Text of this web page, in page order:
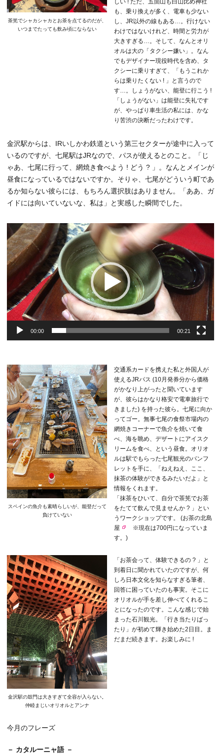
茶筅でシャカシャカとお茶を点てるのだが、
いつまでたっても飲み頃にならない
も、乗り換えが多く、電車も少ない
し、JR以外の線もある…。行けない
わけではないけれど、時間と労力が
大きすぎる…。そして、なんとオリ
オルは大の「タクシー嫌い」。なん
でもデザイナー現役時代を含め、タ
クシーに乗りすぎて、「もうこれか
らは乗りたくない ! 」と言うので
す…。しょうがない、能登に行こう !
「しょうがない」は能登に失礼です
が、やっぱり車生活の私には、かな
り苦渋の決断だったわけです。
金沢駅からは、IRいしかわ鉄道という第三セクターが途中に入って
いるのですが、七尾駅はJRなので、パスが使えるとのこと。「じ
ゃあ、七尾に行って、網焼き食べよう ! どう ? 」。なんとメインが
昼食になっているではないですか。そりゃ、七尾がどういう町であ
るか知らない彼らには、もちろん選択肢はありません。「ああ、ガ
イドには向いていないな、私は」と実感した瞬間でした。
動
画
プ
レ
ー
00:00 00:21
スペインの魚介も素晴らしいが、能登だって
負けていない
交通系カードを携えた私と外国人が
使えるJRパス (10月発券分から価格
がかなり上がったと聞いています
が、彼らはかなり格安で電車旅行で
きました) を持った彼ら。七尾に向か
ってゴー。無事七尾の食祭市場内の
網焼きコーナーで魚介を焼いて食
べ、海を眺め、デザートにアイスク
リームを食べ、という昼食。オリオ
ルは駅でもらった七尾観光のパンフ
レットを手に、「ねえねえ、ここ、
抹茶の体験ができるみたいだよ」と
情報をくれます。
「抹茶をひいて、自分で茶筅でお茶
をたてて飲んで見ませんか ? 」とい
うワークショップです。 (お茶の北島
屋
※現在は700円になっていま
す。)
金沢駅の鼓門は大きすぎて全容が入らない。
仲睦まじいオリオルとアンナ
「お茶会って、体験できるの ? 」と
到着日に聞かれていたのですが、何
しろ日本文化を知らなすぎる筆者、
回答に困っていたのも事実。そこに
オリオルが手を差し伸べてくれるこ
とになったのです。こんな感じで始
まった石川観光。「行き当たりばっ
たり」が初めて輝き始めた2日目。ま
だまだ続きます。お楽しみに !
今月のフレーズ
－ カタルーニャ語 －